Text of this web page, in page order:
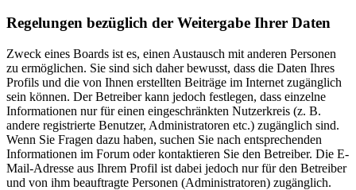
Regelungen bezüglich der Weitergabe Ihrer Daten
Zweck eines Boards ist es, einen Austausch mit anderen Personen
zu ermöglichen. Sie sind sich daher bewusst, dass die Daten Ihres
Profils und die von Ihnen erstellten Beiträge im Internet zugänglich
sein können. Der Betreiber kann jedoch festlegen, dass einzelne
Informationen nur für einen eingeschränkten Nutzerkreis (z. B.
andere registrierte Benutzer, Administratoren etc.) zugänglich sind.
Wenn Sie Fragen dazu haben, suchen Sie nach entsprechenden
Informationen im Forum oder kontaktieren Sie den Betreiber. Die E-
Mail-Adresse aus Ihrem Profil ist dabei jedoch nur für den Betreiber
und von ihm beauftragte Personen (Administratoren) zugänglich.